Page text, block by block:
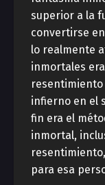
superior a la
convertirse
lo realmente
inmortales
resentimiento
infierno en el
fin era el
inmortal,
para esa